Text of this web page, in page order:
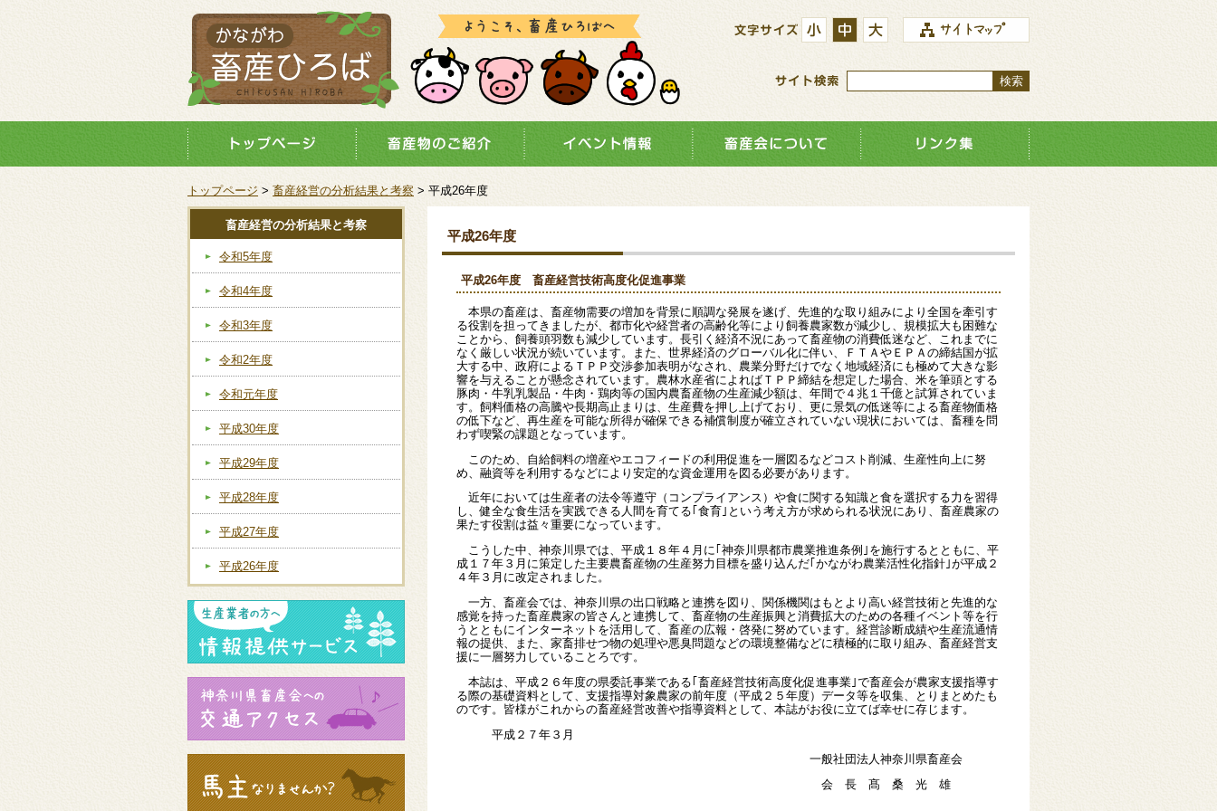
トップページ > 畜産経営の分析結果と考察 > 平成26年度
平成26年度
平成26年度 畜産経営技術高度化促進事業
本県の畜産は、畜産物需要の増加を背景に順調な発展を遂げ、先進的な取り組みにより全国を牽引す
る役割を担ってきましたが、都市化や経営者の高齢化等により飼養農家数が減少し、規模拡大も困難な
ことから、飼養頭羽数も減少しています。長引く経済不況にあって畜産物の消費低迷など、これまでに
なく厳しい状況が続いています。また、世界経済のグローバル化に伴い、ＦＴＡやＥＰＡの締結国が拡
大する中、政府によるＴＰＰ交渉参加表明がなされ、農業分野だけでなく地域経済にも極めて大きな影
響を与えることが懸念されています。農林水産省によればＴＰＰ締結を想定した場合、米を筆頭とする
豚肉・牛乳乳製品・牛肉・鶏肉等の国内農畜産物の生産減少額は、年間で４兆１千億と試算されていま
す。飼料価格の高騰や長期高止まりは、生産費を押し上げており、更に景気の低迷等による畜産物価格
の低下など、再生産を可能な所得が確保できる補償制度が確立されていない現状においては、畜種を問
わず喫緊の課題となっています。
このため、自給飼料の増産やエコフィードの利用促進を一層図るなどコスト削減、生産性向上に努
め、融資等を利用するなどにより安定的な資金運用を図る必要があります。
近年においては生産者の法令等遵守（コンプライアンス）や食に関する知識と食を選択する力を習得
し、健全な食生活を実践できる人間を育てる｢食育｣という考え方が求められる状況にあり、畜産農家の
果たす役割は益々重要になっています。
こうした中、神奈川県では、平成１８年４月に｢神奈川県都市農業推進条例｣を施行するとともに、平
成１７年３月に策定した主要農畜産物の生産努力目標を盛り込んだ｢かながわ農業活性化指針｣が平成２
４年３月に改定されました。
一方、畜産会では、神奈川県の出口戦略と連携を図り、関係機関はもとより高い経営技術と先進的な
感覚を持った畜産農家の皆さんと連携して、畜産物の生産振興と消費拡大のための各種イベント等を行
うとともにインターネットを活用して、畜産の広報・啓発に努めています。経営診断成績や生産流通情
報の提供、また、家畜排せつ物の処理や悪臭問題などの環境整備などに積極的に取り組み、畜産経営支
援に一層努力していることろです。
本誌は、平成２６年度の県委託事業である｢畜産経営技術高度化促進事業｣で畜産会が農家支援指導す
る際の基礎資料として、支援指導対象農家の前年度（平成２５年度）データ等を収集、とりまとめたも
のです。皆様がこれからの畜産経営改善や指導資料として、本誌がお役に立てば幸せに存じます。
平成２７年３月
一般社団法人神奈川県畜産会
会 長 髙 桑 光 雄
畜産経営の分析結果と考察
令和5年度
令和4年度
令和3年度
令和2年度
令和元年度
平成30年度
平成29年度
平成28年度
平成27年度
平成26年度